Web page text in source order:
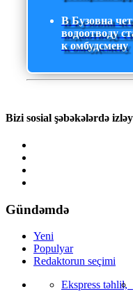
В Бузовна
водоотводу
к омбудсмену
Bizi sosial şəbəkələrdə
Gündəmdə
Yeni
Populyar
Redaktorun seçimi
Ekspress təhlil,